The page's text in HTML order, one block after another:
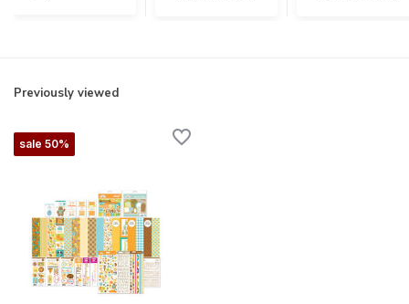
Previously viewed
sale 50%